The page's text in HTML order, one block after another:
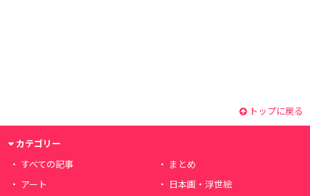
トップに戻る
カテゴリー
すべての記事
まとめ
アート
日本画・浮世絵